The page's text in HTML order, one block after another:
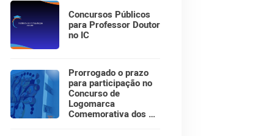
Concursos Públicos
para Professor Doutor
no IC
Prorrogado o prazo
para participação no
Concurso de
Logomarca
Comemorativa dos 30